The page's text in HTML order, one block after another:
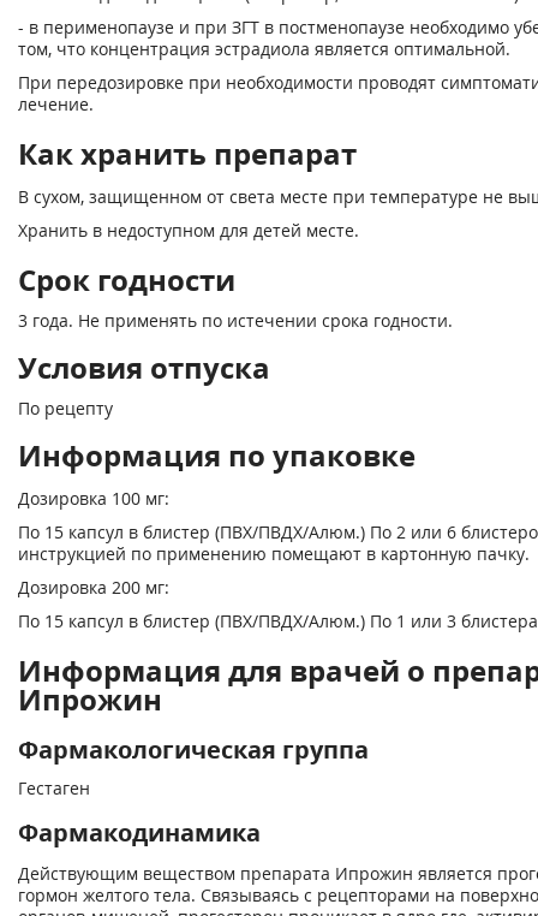
- в перименопаузе и при ЗГТ в постменопаузе необходимо
том, что концентрация эстрадиола является оптимальной.
При передозировке при необходимости проводят
лечение.
Как хранить препарат
В сухом, защищенном от света месте при температуре не
Хранить в недоступном для детей месте.
Срок годности
3 года. Не применять по истечении срока годности.
Условия отпуска
По рецепту
Информация по упаковке
Дозировка 100 мг:
По 15 капсул в блистер (ПВХ/ПВДХ/Алюм.) По 2 или 6
инструкцией по применению помещают в картонную пачку.
Дозировка 200 мг:
По 15 капсул в блистер (ПВХ/ПВДХ/Алюм.) По 1 или 3
Информация для врачей о
Ипрожин
Фармакологическая группа
Гестаген
Фармакодинамика
Действующим веществом препарата Ипрожин является
гормон желтого тела. Связываясь с рецепторами на